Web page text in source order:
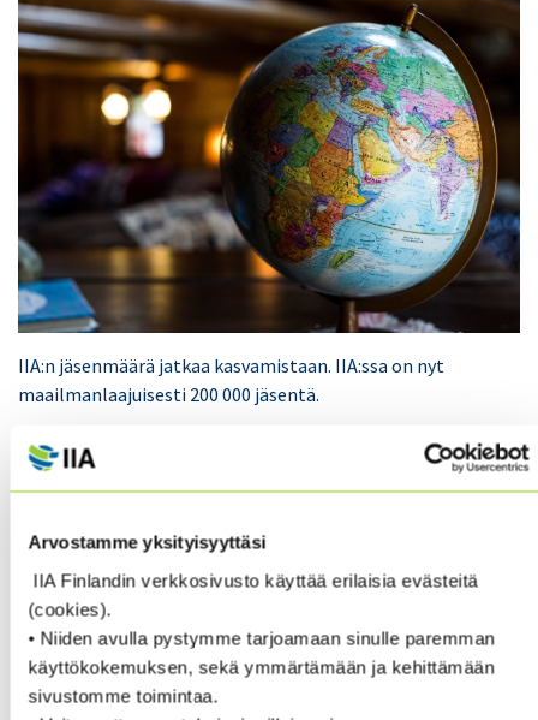
Arvostamme yksityisyyttäsi
IIA Finlandin verkkosivusto käyttää erilaisia evästeitä
(cookies).
• Niiden avulla pystymme tarjoamaan sinulle paremman
käyttökokemuksen, sekä ymmärtämään ja kehittämään
sivustomme toimintaa.
IIA:n jäsenmäärä jatkaa kasvamistaan. IIA:ssa on nyt
maailmanlaajuisesti 200 000 jäsentä.
”I am very pleased and proud to inform you of one of
The IIA’s most significant achievements to date: The
I hope you will join me in celebrating this impressive
new phase of The IIA’s 78-year journey and our
organization’s impact on and importance to the
profession around the world.